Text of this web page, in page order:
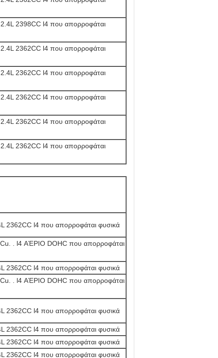
2398CC l4 που απορροφάται
2362CC l4 που απορροφάται
2362CC l4 που απορροφάται
2362CC l4 που απορροφάται
2362CC l4 που απορροφάται
2362CC l4 που απορροφάται
2362CC l4 που απορροφάται φυσικά
. l4 ΑΈΡΙΟ DOHC που απορροφάται
2362CC l4 που απορροφάται φυσικά
. l4 ΑΈΡΙΟ DOHC που απορροφάται
2362CC l4 που απορροφάται φυσικά
2362CC l4 που απορροφάται φυσικά
2362CC l4 που απορροφάται φυσικά
2362CC l4 που απορροφάται φυσικά